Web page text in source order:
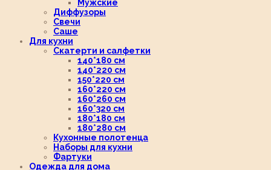
Мужские
Диффузоры
Свечи
Саше
Для кухни
Скатерти и салфетки
140*180 см
140*220 см
150*220 см
160*220 см
160*260 см
160*320 см
180*180 см
180*280 см
Кухонные полотенца
Наборы для кухни
Фартуки
Одежда для дома